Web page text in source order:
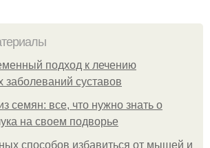
подход к лечению
заболеваний суставов
семян: все, что нужно знать о
на своем подворье
способов избавиться от мышей и